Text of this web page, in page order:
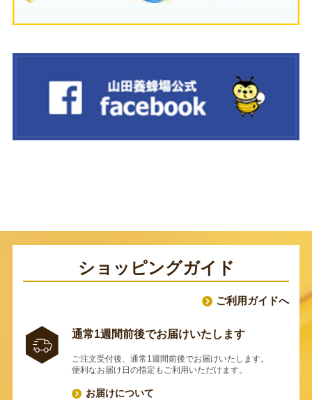
ショッピングガイド
ご利用ガイドへ
通常1週間前後でお届けいたします
ご注文受付後、通常1週間前後でお届けいたします。
便利なお届け日の指定もご利用いただけます。
お届けについて